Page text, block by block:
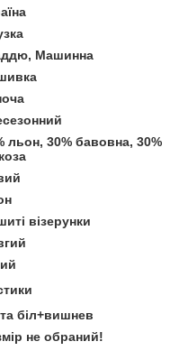
Машинна
льон, 30% бавовна, 30%
візерунки
біл+вишнев
не обраний!